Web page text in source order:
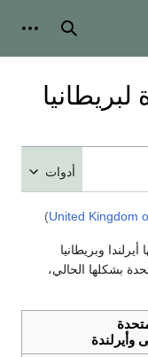
بحث
أدوات
United Kingdom
)
وبريطانيا
بشكلها الحالي،
وأيرلندة